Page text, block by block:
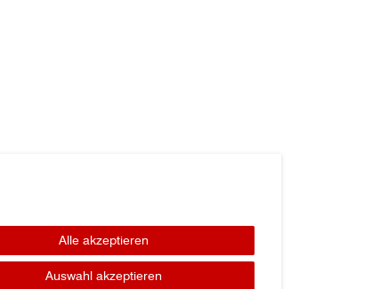
Alle akzeptieren
Auswahl akzeptieren